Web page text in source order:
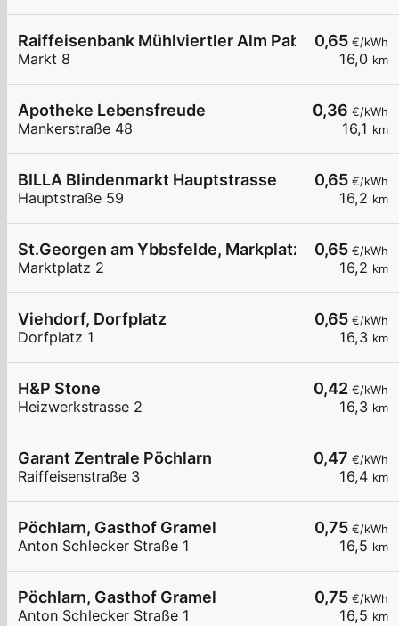
0,65 €/kWh
16,0 km
Raiffeisenbank Mühlviertler Alm Pabneukirchen
Markt 8
0,36 €/kWh
16,1 km
Apotheke Lebensfreude
Mankerstraße 48
0,65 €/kWh
16,2 km
BILLA Blindenmarkt Hauptstrasse
Hauptstraße 59
0,65 €/kWh
16,2 km
St.Georgen am Ybbsfelde, Markplatz
Marktplatz 2
0,65 €/kWh
16,3 km
Viehdorf, Dorfplatz
Dorfplatz 1
0,42 €/kWh
16,3 km
H&P Stone
Heizwerkstrasse 2
0,47 €/kWh
16,4 km
Garant Zentrale Pöchlarn
Raiffeisenstraße 3
0,75 €/kWh
16,5 km
Pöchlarn, Gasthof Gramel
Anton Schlecker Straße 1
0,75 €/kWh
16,5 km
Pöchlarn, Gasthof Gramel
Anton Schlecker Straße 1